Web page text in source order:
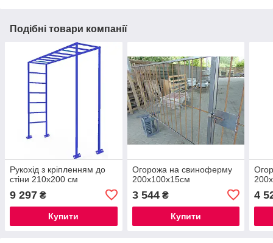
Подібні товари компанії
Рукохід з кріпленням до
стіни 210х200 см
9 297 ₴
Купити
Огорожа на свиноферму
200х100х15см
3 544₴
Купити
4